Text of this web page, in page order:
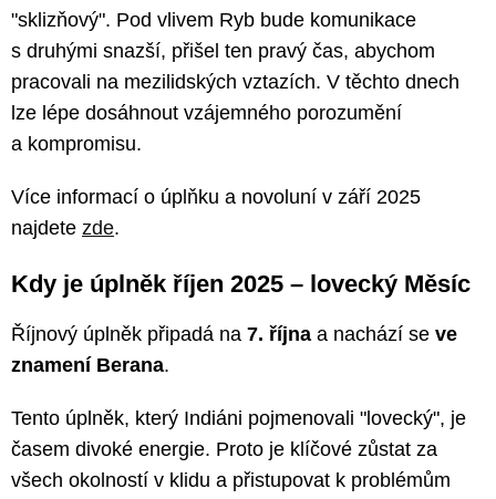
"sklizňový". Pod vlivem Ryb bude komunikace
s druhými snazší, přišel ten pravý čas, abychom
pracovali na mezilidských vztazích. V těchto dnech
lze lépe dosáhnout vzájemného porozumění
a kompromisu.
Více informací o úplňku a novoluní v září 2025
najdete zde.
Kdy je úplněk říjen 2025 – lovecký Měsíc
Říjnový úplněk připadá na 7. října a nachází se ve
znamení Berana.
Tento úplněk, který Indiáni pojmenovali "lovecký", je
časem divoké energie. Proto je klíčové zůstat za
všech okolností v klidu a přistupovat k problémům